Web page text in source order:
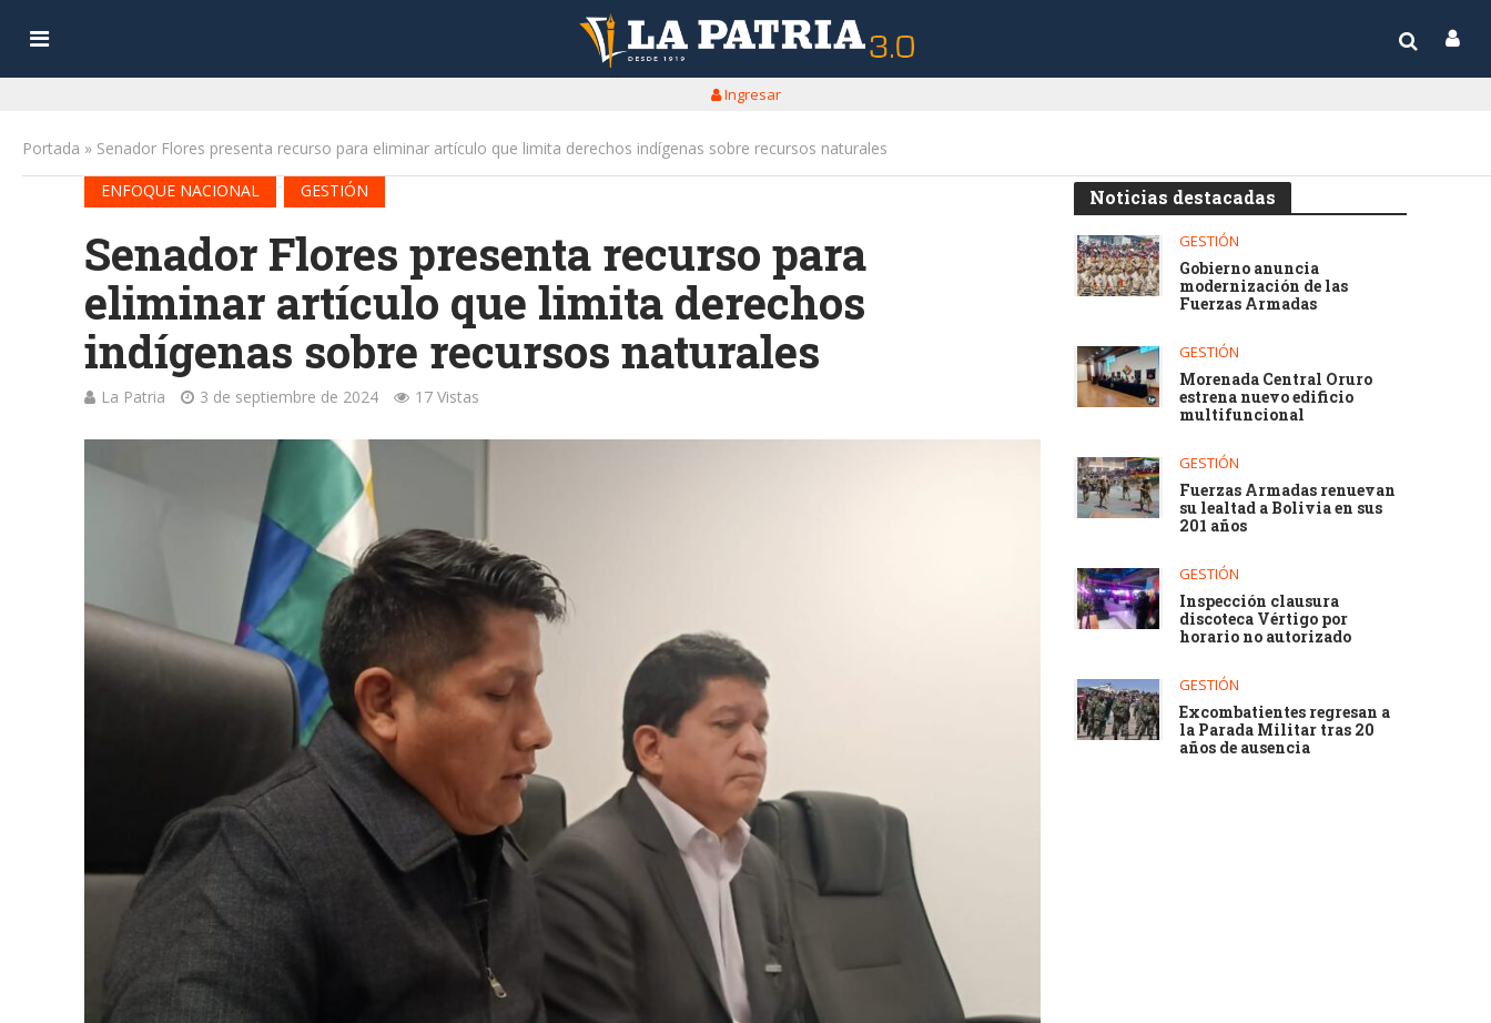
Ingresar
Portada » Senador Flores presenta recurso para eliminar artículo que limita derechos indígenas sobre recursos naturales
ENFOQUE NACIONAL
GESTIÓN
Senador Flores presenta recurso para
eliminar artículo que limita derechos
indígenas sobre recursos naturales
La Patria 3 de septiembre de 2024 17 Vistas
Noticias destacadas
GESTIÓN
Gobierno anuncia
modernización de las
Fuerzas Armadas
GESTIÓN
Morenada Central Oruro
estrena nuevo edificio
multifuncional
GESTIÓN
Fuerzas Armadas renuevan
su lealtad a Bolivia en sus
201 años
GESTIÓN
Inspección clausura
discoteca Vértigo por
horario no autorizado
GESTIÓN
Excombatientes regresan a
la Parada Militar tras 20
años de ausencia